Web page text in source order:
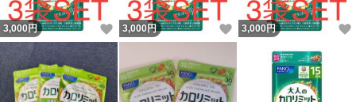
3,000 円 いいね！
3,000 円 いいね！
3,000 円